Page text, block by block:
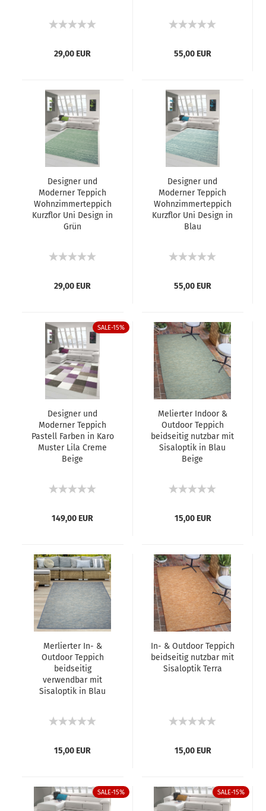
29,00 EUR 55,00 EUR
Designer und
Moderner Teppich
Wohnzimmerteppich
Kurzflor Uni Design in
Grün
29,00 EUR
Designer und
Moderner Teppich
Wohnzimmerteppich
Kurzflor Uni Design in
Blau
55,00 EUR
SALE-15%
Designer und
Moderner Teppich
Pastell Farben in Karo
Muster Lila Creme
Beige
149,00 EUR
Melierter Indoor &
Outdoor Teppich
beidseitig nutzbar mit
Sisaloptik in Blau
Beige
15,00 EUR
Merlierter In- &
Outdoor Teppich
beidseitig
verwendbar mit
Sisaloptik in Blau
15,00 EUR
In- & Outdoor Teppich
beidseitig nutzbar mit
Sisaloptik Terra
15,00 EUR
SALE-15% SALE-15%